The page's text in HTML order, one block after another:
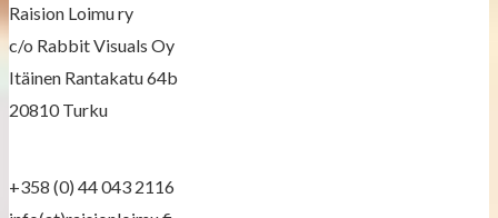
i
g
a
t
Raision Loimu ry
c/o Rabbit Visuals Oy
Itäinen Rantakatu 64b
20810 Turku
+358 (0) 44 043 2116